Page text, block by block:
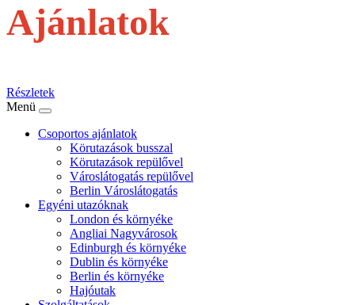
Ajánlatok
Részletek
Menü
Csoportos ajánlatok
Körutazások busszal
Körutazások repülővel
Városlátogatás repülővel
Berlin Városlátogatás
Egyéni utazóknak
London és környéke
Angliai Nagyvárosok
Edinburgh és környéke
Dublin és környéke
Berlin és környéke
Hajóutak